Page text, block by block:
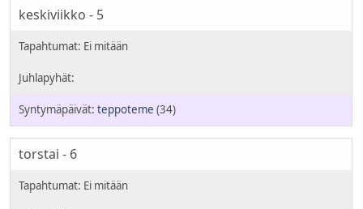
keskiviikko - 5
teppoteme (34)
torstai - 6